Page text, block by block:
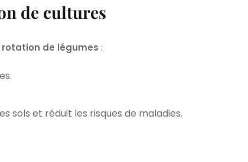
de cultures
rotation de légumes :
sols et réduit les risques de maladies.